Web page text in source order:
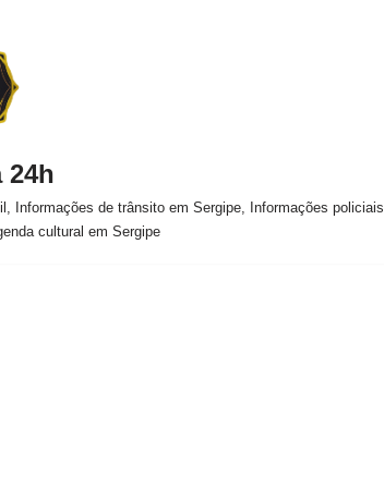
24h
Informações de trânsito em Sergipe, Informações policiais
cultural em Sergipe